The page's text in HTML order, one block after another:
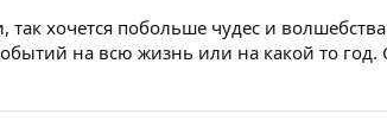
хочется побольше чудес и
на всю жизнь или на какой то год.